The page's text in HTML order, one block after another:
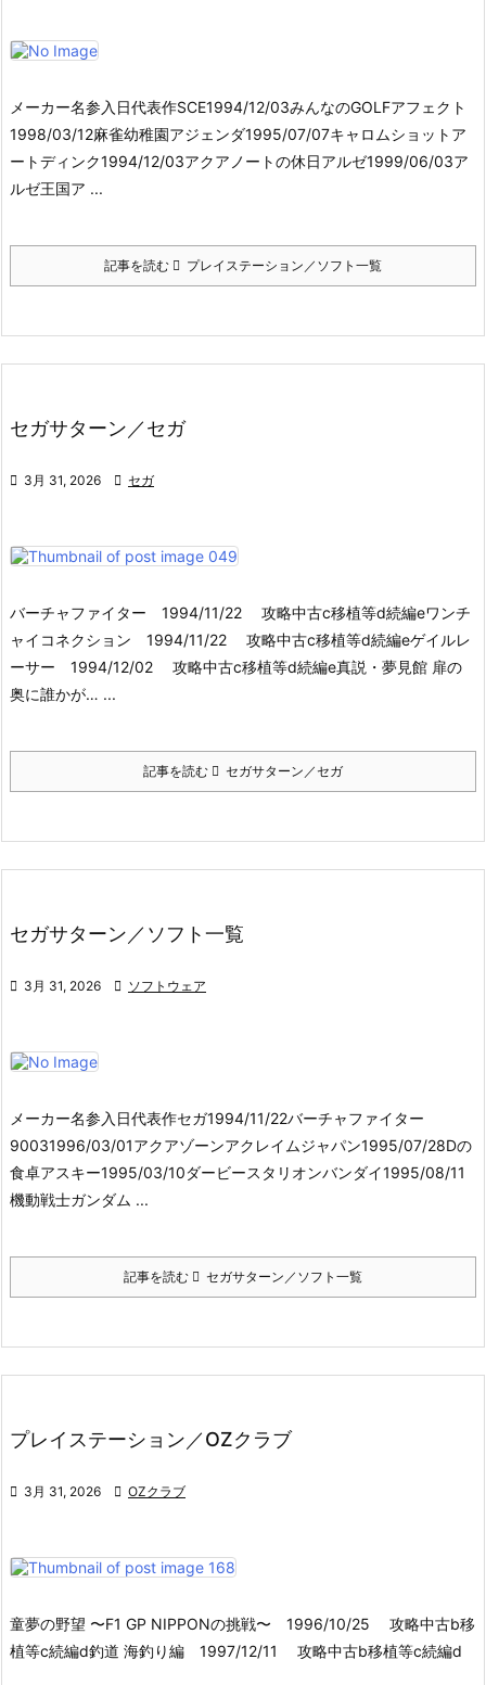
メーカー名参入日代表作SCE1994/12/03みんなのGOLFアフェクト
1998/03/12麻雀幼稚園アジェンダ1995/07/07キャロムショットア
ートディンク1994/12/03アクアノートの休日アルゼ1999/06/03ア
ルゼ王国ア ...
記事を読む プレイステーション／ソフト一覧
セガサターン／セガ
 3月 31, 2026  セガ
バーチャファイター 1994/11/22 攻略中古c移植等d続編eワンチ
ャイコネクション 1994/11/22 攻略中古c移植等d続編eゲイルレ
ーサー 1994/12/02 攻略中古c移植等d続編e真説・夢見館 扉の
奥に誰かが… ...
記事を読む セガサターン／セガ
セガサターン／ソフト一覧
 3月 31, 2026  ソフトウェア
メーカー名参入日代表作セガ1994/11/22バーチャファイター
90031996/03/01アクアゾーンアクレイムジャパン1995/07/28Dの
食卓アスキー1995/03/10ダービースタリオンバンダイ1995/08/11
機動戦士ガンダム ...
記事を読む セガサターン／ソフト一覧
プレイステーション／OZクラブ
 3月 31, 2026  OZクラブ
童夢の野望 〜F1 GP NIPPONの挑戦〜 1996/10/25 攻略中古b移
植等c続編d釣道 海釣り編 1997/12/11 攻略中古b移植等c続編d